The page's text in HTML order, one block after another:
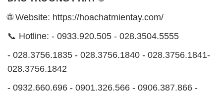
0902.765.866
📧 Email: hoachat@dactruongphat.vn
ĐỊA CHỈ